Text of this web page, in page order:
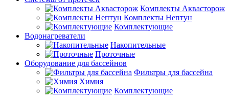
Комплекты Аквасторож
Комплекты Нептун
Комплектующие
Водонагреватели
Накопительные
Проточные
Оборудование для бассейнов
Фильтры для бассейна
Химия
Комплектующие